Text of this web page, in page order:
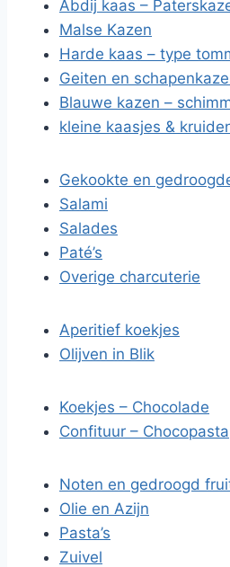
Abdij kaas –
Malse Kazen
Harde kaas – type
Geiten en
Blauwe kazen –
kleine kaasjes &
Gekookte en
Salami
Salades
Paté’s
Overige charcuterie
Aperitief koekjes
Olijven in Blik
Koekjes – Chocolade
Confituur – Chocopasta
Noten en gedroogd
Olie en Azijn
Pasta’s
Zuivel